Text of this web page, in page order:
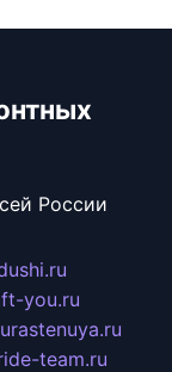
России
you.ru
rastenuya.ru
team.ru